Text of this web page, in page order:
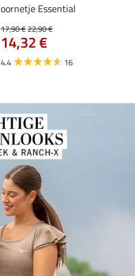
oornetje Essential
17,90 €22,90 €
14,32 €
4.4 16